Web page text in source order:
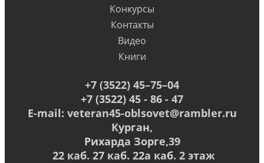
Конкурсы
Контакты
Видео
Книги
+7 (3522) 45–75–04
+7 (3522) 45 - 86 - 47
E-mail: veteran45-oblsovet@rambler.ru
Курган,
Рихарда Зорге,39
22 каб. 27 каб. 22а каб. 2 этаж